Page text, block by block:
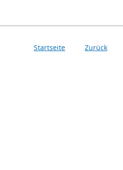
Startseite Zurück